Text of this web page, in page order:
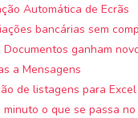
Automática de Ecrãs
bancárias sem
Documentos ganham
a Mensagens
de listagens para Excel
minuto o que se passa